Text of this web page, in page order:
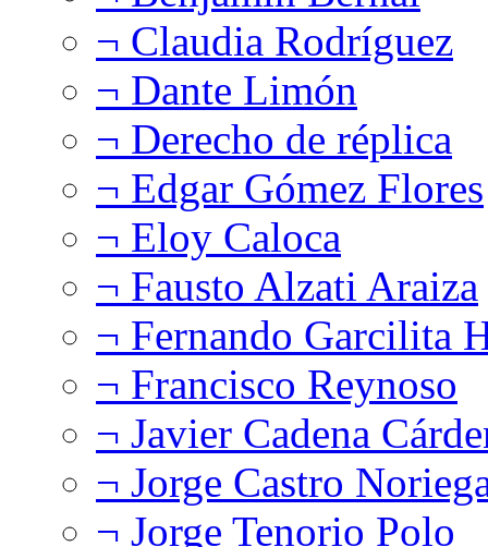
¬ Claudia Rodríguez
¬ Dante Limón
¬ Derecho de réplica
¬ Edgar Gómez Flores
¬ Eloy Caloca
¬ Fausto Alzati Araiza
¬ Fernando Garcilita
¬ Francisco Reynoso
¬ Javier Cadena
¬ Jorge Castro
¬ Jorge Tenorio Polo